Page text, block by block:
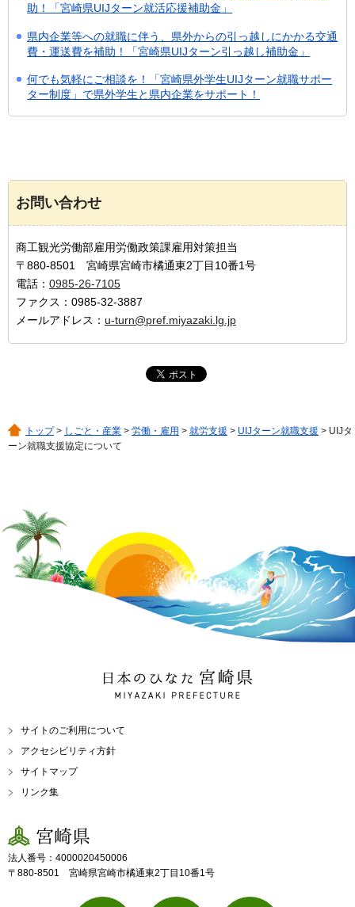
助！「宮崎県UIJターン就活応援補助金」
県内企業等への就職に伴う、県外からの引っ越しにかかる交通
費・運送費を補助！「宮崎県UIJターン引っ越し補助金」
何でも気軽にご相談を！「宮崎県外学生UIJターン就職サポー
ター制度」で県外学生と県内企業をサポート！
お問い合わせ
商工観光労働部雇用労働政策課雇用対策担当
〒880-8501 宮崎県宮崎市橘通東2丁目10番1号
電話： 0985-26-7105
ファクス：0985-32-3887
メールアドレス： u-turn@pref.miyazaki.lg.jp
トップ> しごと・産業 > 労働・雇用 > 就労支援 > UIJターン就職支援 > UIJタ
ーン就職支援協定について
日本のひなた 宮崎県
MIYAZAKI PREFECTURE
サイトのご利用について
アクセシビリティ方針
サイトマップ
リンク集
宮崎県
法人番号：4000020450006
〒880-8501 宮崎県宮崎市橘通東2丁目10番1号